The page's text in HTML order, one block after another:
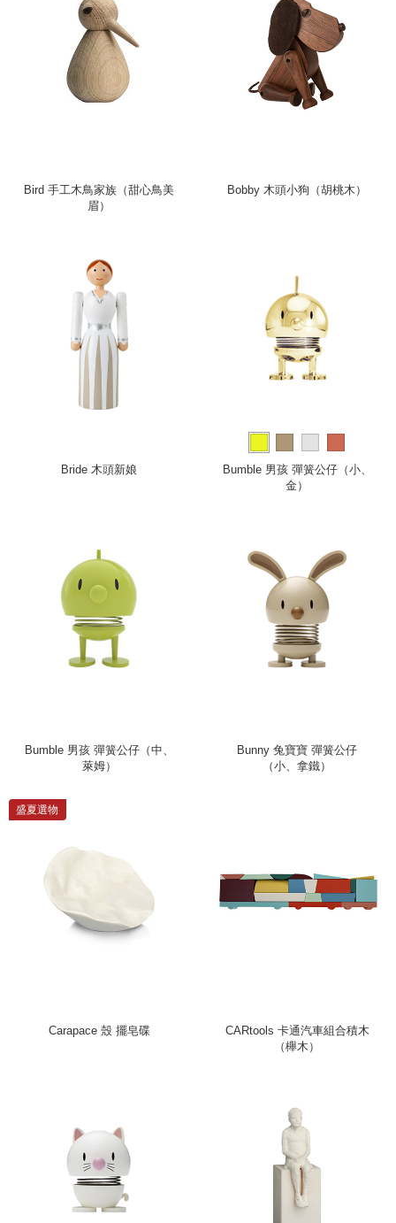
Bird 手工木鳥家族（甜心鳥美
眉）
Bobby 木頭小狗（胡桃木）
Bride 木頭新娘
Bumble 男孩 彈簧公仔（小、
金）
Bumble 男孩 彈簧公仔（中、
萊姆）
Bunny 兔寶寶 彈簧公仔
（小、拿鐵）
盛夏選物
Carapace 殼 擺皂碟
CARtools 卡通汽車組合積木
（櫸木）